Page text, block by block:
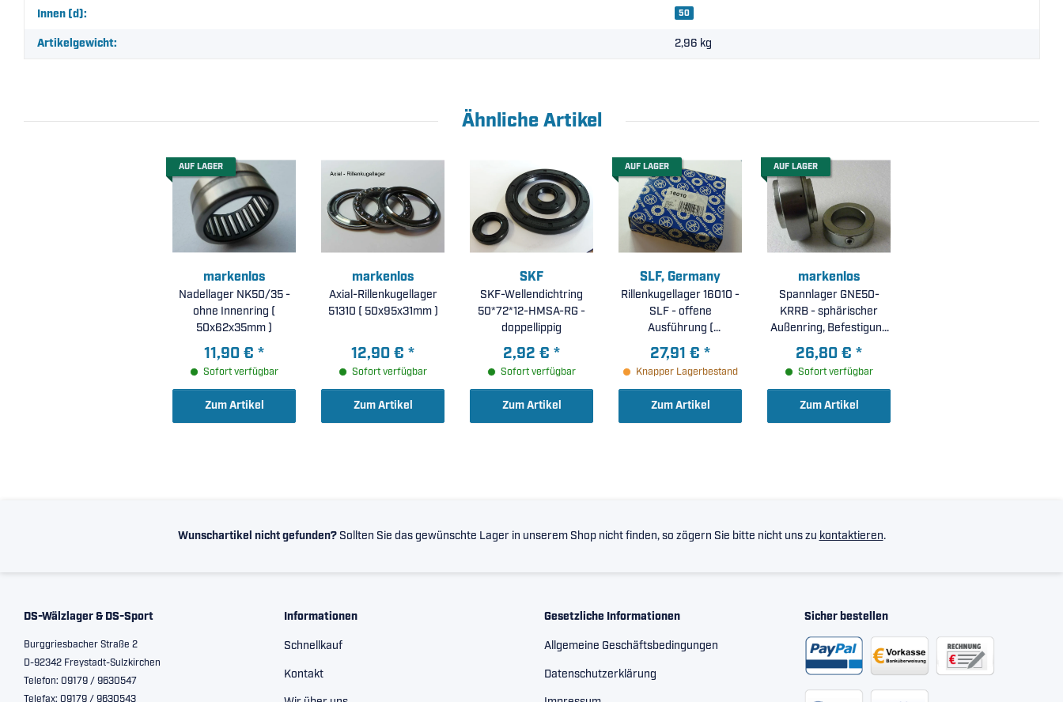
Produkteigenschaft
Wert
Innen (d): 50
Artikelgewicht: 2,96 kg
Ähnliche Artikel
AUF LAGER
markenlos
Nadellager NK50/35 -
ohne Innenring (
50x62x35mm )
11,90 € *
Sofort verfügbar
Zum Artikel
markenlos
Axial-Rillenkugellager
51310 ( 50x95x31mm )
12,90 € *
Sofort verfügbar
Zum Artikel
SKF
SKF-Wellendichtring
50*72*12-HMSA-RG -
doppellippig
2,92 € *
Sofort verfügbar
Zum Artikel
AUF LAGER
SLF, Germany
Rillenkugellager 16010 -
SLF - offene
Ausführung (
50x80x10mm )
27,91 € *
Knapper Lagerbestand
Zum Artikel
AUF LAGER
markenlos
Spannlager GNE50-
KRRB - sphärischer
Außenring, Befestigung
durch
Exzenterspannring (
50x110x66,75mm )
26,80 € *
Sofort verfügbar
Zum Artikel
Wunschartikel nicht gefunden?Sollten Sie das gewünschte Lager in unserem Shop nicht finden, so zögern Sie bitte nicht uns zu kontaktieren.
DS-Wälzlager & DS-Sport
Burggriesbacher Straße 2
D-92342 Freystadt-Sulzkirchen
Telefon: 09179 / 9630547
Telefax: 09179 / 9630543
Informationen
Schnellkauf
Kontakt
Gesetzliche Informationen
Allgemeine Geschäftsbedingungen
Datenschutzerklärung
Sicher bestellen